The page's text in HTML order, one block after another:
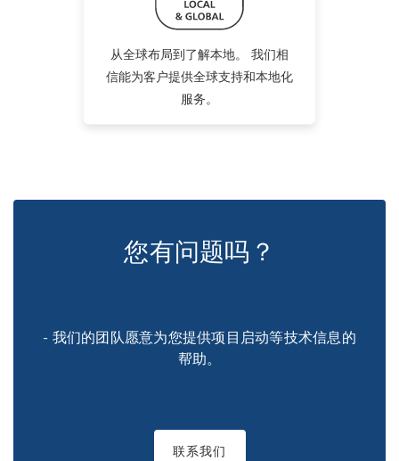
从全球布局到了解本地。 我们相
信能为客户提供全球支持和本地化
服务。
您有问题吗？
- 我们的团队愿意为您提供项目启动等技术信息的
帮助。
联系我们